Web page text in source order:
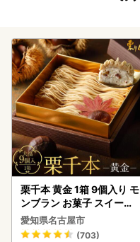
栗千本 黄金 1箱 9個入り モ
ンブラン お菓子 スイーツ
デザート モンブラン 人気
愛知県名古屋市
(703)